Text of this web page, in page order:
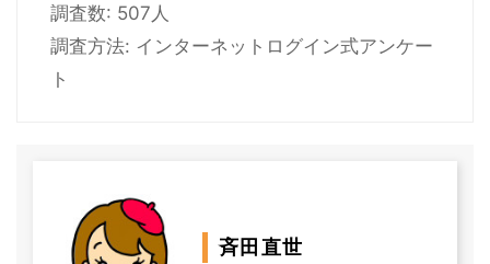
調査数: 507人
調査方法: インターネットログイン式アンケー
ト
斉田直世